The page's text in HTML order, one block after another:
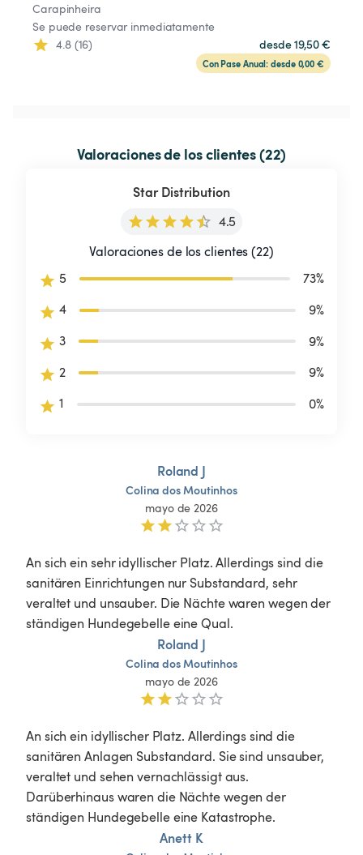
Carapinheira
Se puede reservar inmediatamente
4.8 (16)
desde 19,50 €
Con Pase Anual: desde 0,00 €
Valoraciones de los clientes (22)
Star Distribution
4.5
Valoraciones de los clientes (22)
5
73%
4
9%
3
9%
2
9%
1
0%
Roland J
Colina dosMoutinhos
mayo de 2026
An sich ein sehr idyllischer Platz. Allerdings sind die
sanitären Einrichtungen nur Substandard, sehr
veraltet und unsauber. Die Nächte waren wegen der
ständigen Hundegebelle eine Qual.
Roland J
Colina dosMoutinhos
mayo de 2026
An sich ein idyllischer Platz. Allerdings sind die
sanitären Anlagen Substandard. Sie sind unsauber,
veraltet und sehen vernachlässigt aus.
Darüberhinaus waren die Nächte wegen der
ständigen Hundegebelle eine Katastrophe.
Anett K